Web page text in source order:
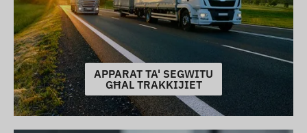
APPARAT TA' SEGWITU
GĦAL TRAKKIJIET